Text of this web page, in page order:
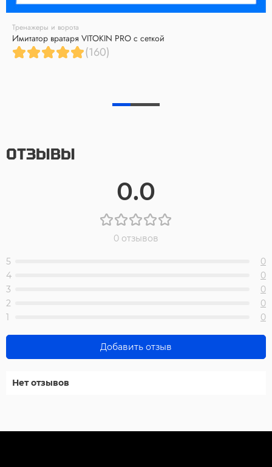
Тренажеры и ворота
Имитатор вратаря VITOKIN PRO с сеткой
(160)
ОТЗЫВЫ
0.0
0 отзывов
5
0
4
0
3
0
2
0
1
0
Добавить отзыв
Нет отзывов